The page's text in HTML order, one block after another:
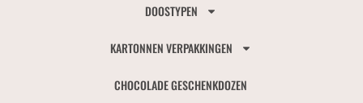
DOOSTYPEN
KARTONNEN VERPAKKINGEN
CHOCOLADE GESCHENKDOZEN